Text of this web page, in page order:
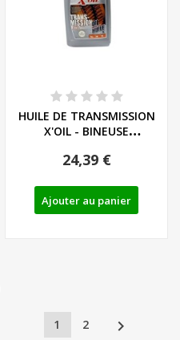
HUILE DE TRANSMISSION
X'OIL - BINEUSE
24,39 €
Ajouter au panier
1 2 